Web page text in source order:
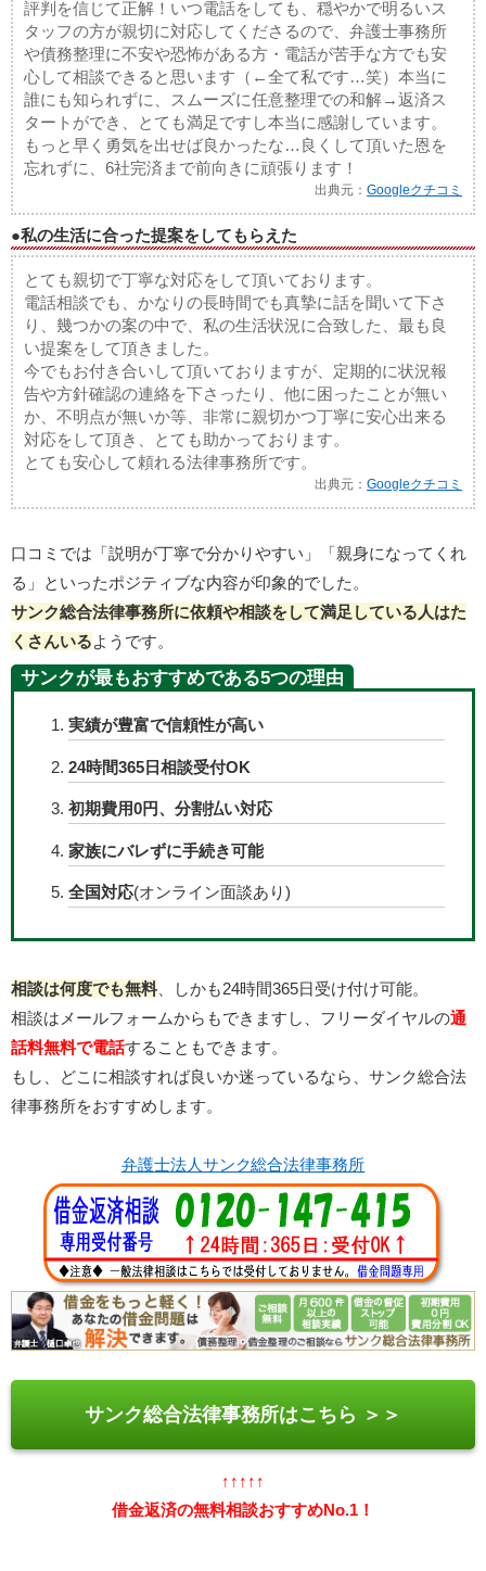
評判を信じて正解！いつ電話をしても、穏やかで明るいス
タッフの方が親切に対応してくださるので、弁護士事務所
や債務整理に不安や恐怖がある方・電話が苦手な方でも安
心して相談できると思います（←全て私です…笑）本当に
誰にも知られずに、スムーズに任意整理での和解→返済ス
タートができ、とても満足ですし本当に感謝しています。
もっと早く勇気を出せば良かったな…良くして頂いた恩を
忘れずに、6社完済まで前向きに頑張ります！
出典元：Googleクチコミ
●私の生活に合った提案をしてもらえた
とても親切で丁寧な対応をして頂いております。
電話相談でも、かなりの長時間でも真摯に話を聞いて下さ
り、幾つかの案の中で、私の生活状況に合致した、最も良
い提案をして頂きました。
今でもお付き合いして頂いておりますが、定期的に状況報
告や方針確認の連絡を下さったり、他に困ったことが無い
か、不明点が無いか等、非常に親切かつ丁寧に安心出来る
対応をして頂き、とても助かっております。
とても安心して頼れる法律事務所です。
出典元：Googleクチコミ
口コミでは「説明が丁寧で分かりやすい」「親身になってくれ
る」といったポジティブな内容が印象的でした。
サンク総合法律事務所に依頼や相談をして満足している人はた
くさんいるようです。
サンクが最もおすすめである5つの理由
実績が豊富で信頼性が高い
24時間365日相談受付OK
初期費用0円、分割払い対応
家族にバレずに手続き可能
全国対応(オンライン面談あり)
相談は何度でも無料、しかも24時間365日受け付け可能。
相談はメールフォームからもできますし、フリーダイヤルの通
話料無料で電話することもできます。
もし、どこに相談すれば良いか迷っているなら、サンク総合法
律事務所をおすすめします。
弁護士法人サンク総合法律事務所
サンク総合法律事務所はこちら ＞＞
↑↑↑↑↑
借金返済の無料相談おすすめNo.1！